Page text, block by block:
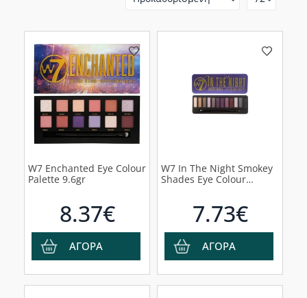
W7 Enchanted Eye Colour
Palette 9.6gr
8.37€
ΑΓΟΡΑ
W7 In The Night Smokey
Shades Eye Colour
7.73€
ΑΓΟΡΑ